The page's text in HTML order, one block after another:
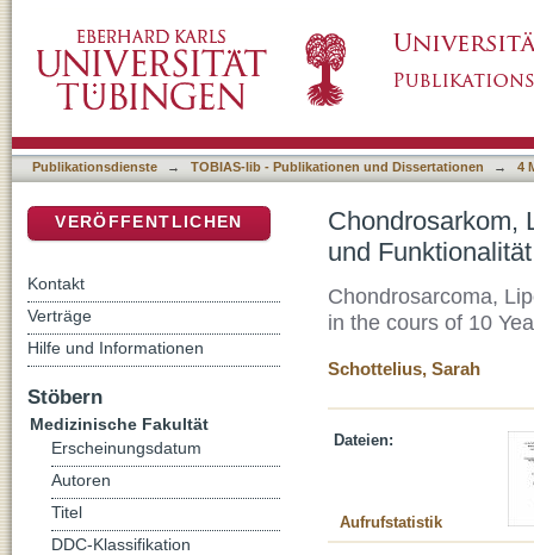
von 10 Jahren
Publikationsdienste → TOBIAS-lib - Publikationen und Dissertationen → 4
Chondrosarkom,
und
Chondrosarcoma,
in the cours of 10
Schottelius, Sarah
Dateien:
Aufrufstatistik
VERÖFFENTLICHEN
Kontakt
Verträge
Hilfe und Informationen
Stöbern
Medizinische Fakultät
Erscheinungsdatum
Autoren
Titel
DDC-Klassifikation